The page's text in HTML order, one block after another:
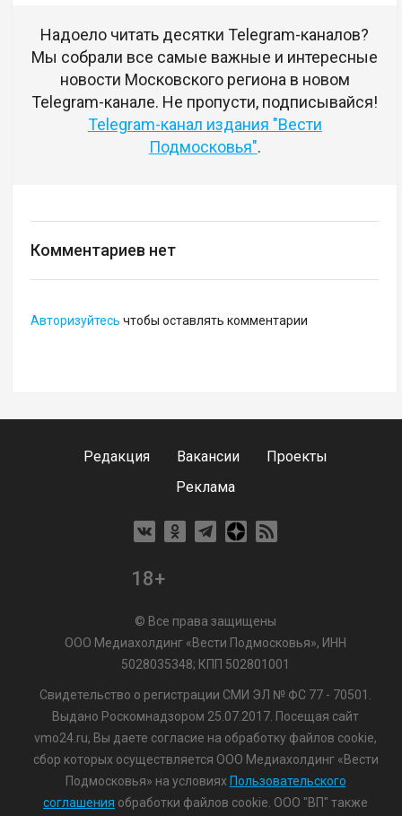
Надоело читать десятки Telegram-каналов?
Мы собрали все самые важные и интересные
новости Московского региона в новом
Telegram-канале. Не пропусти, подписывайся!
Telegram-канал издания "Вести
Подмосковья".
Комментариев нет
Авторизуйтесь чтобы оставлять комментарии
Редакция Вакансии
Проекты
Реклама
18+
© Все права защищены
ООО Медиахолдинг «Вести Подмосковья», ИНН
5028035348; КПП 502801001
Свидетельство о регистрации СМИ ЭЛ № ФС 77 - 70501.
Выдано Роскомнадзором 25.07.2017. Посещая сайт
vmo24.ru, Вы даете согласие на обработку файлов cookie,
сбор которых осуществляется ООО Медиахолдинг «Вести
Подмосковья» на условиях Пользовательского
соглашения обработки файлов cookie. ООО "ВП" также